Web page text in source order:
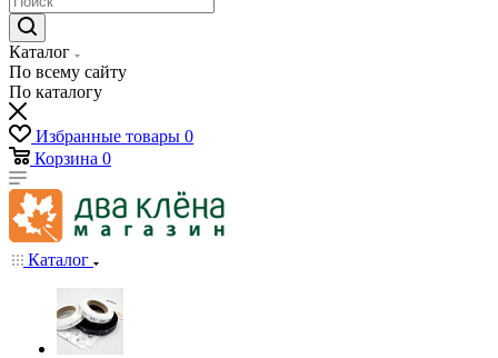
Каталог
По всему сайту
По каталогу
Избранные товары 0
Корзина 0
Каталог